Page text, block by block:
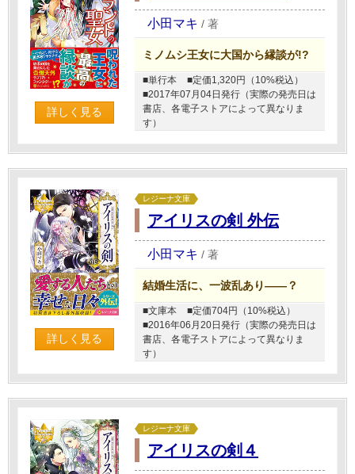
詳しく見る
小田マキ / 著
ミノムシ王女に大国から縁談が!?
■単行本
■定価1,320円（10%税込）
■2017年07月04日発行（実際の発売日は
書店、各電子ストアによって異なりま
す）
詳しく見る
レジーナ文庫
アイリスの剣 外伝
小田マキ / 著
結婚生活に、一波乱あり――？
■文庫本
■定価704円（10%税込）
■2016年06月20日発行（実際の発売日は
書店、各電子ストアによって異なりま
す）
レジーナ文庫
アイリスの剣４